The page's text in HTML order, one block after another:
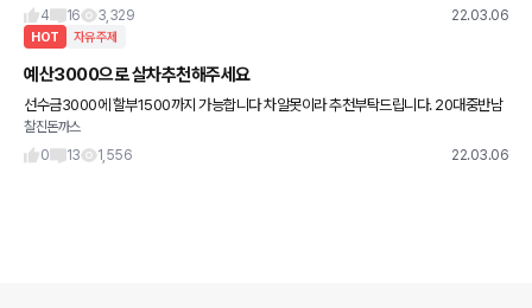
청년들이 가장 기피하는 일자리 조건은 정시근무가 지켜지지
4
16 3,329 22.03.06
HOT 자유주제
예산3000으로 살차추천해주세요
선수금3000에 할부1500까지 가능합니다 차알못이라 추천부탁드립니다. 20대중반남
자고 덩치가 큰편입니다.
찰진돈까스
0
13 1,556 22.03.06